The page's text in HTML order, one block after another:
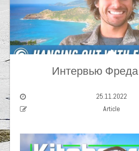
Интервью
25.11.2022
Article